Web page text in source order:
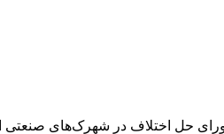
حل اختلاف در شهرک‌های صنعتی